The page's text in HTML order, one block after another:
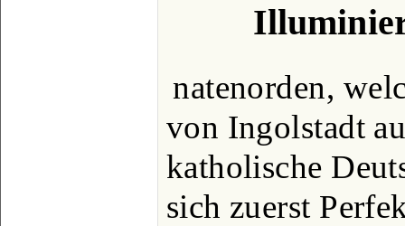
natenorden,
von Ingolstadt
katholische
sich zuerst